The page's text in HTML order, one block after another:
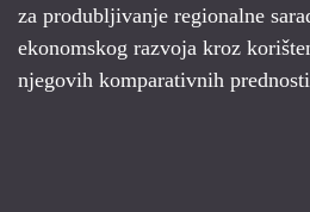
za produbljivanje regionalne
ekonomskog razvoja kroz
njegovih komparativnih